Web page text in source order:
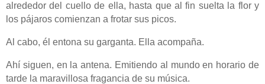
alrededor del cuello de ella, hasta que al fin suelta la flor y
los pájaros comienzan a frotar sus picos.
Al cabo, él entona su garganta. Ella acompaña.
Ahí siguen, en la antena. Emitiendo al mundo en horario de
tarde la maravillosa fragancia de su música.